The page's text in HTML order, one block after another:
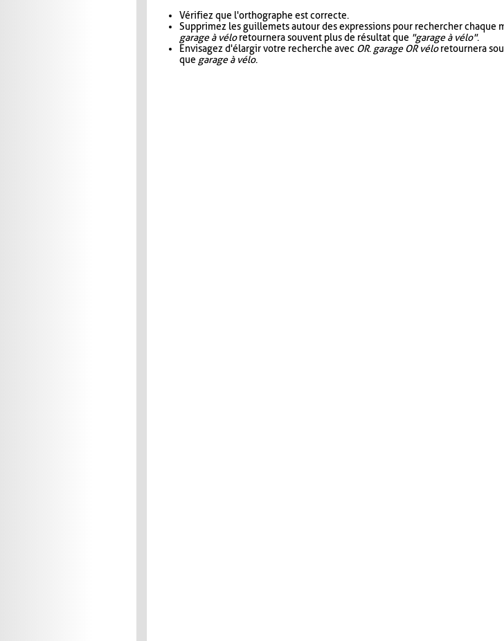
Vérifiez que l'orthographe est correcte.
Supprimez les guillemets autour des expressions pour rechercher chaque
garage à véloretournera souvent plus de résultat que "garage à vélo".
Envisagez d'élargir votre recherche avec OR. garage OR véloretournera
que garage à vélo.